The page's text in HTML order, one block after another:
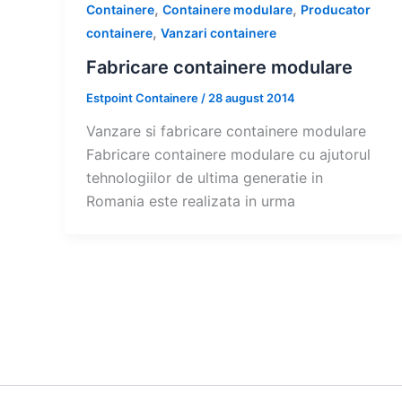
Containere, Containere modulare, Producator
containere, Vanzari containere
Fabricare containere modulare
Estpoint Containere / 28 august 2014
Vanzare si fabricare containere modulare
Fabricare containere modulare cu ajutorul
tehnologiilor de ultima generatie in
Romania este realizata in urma